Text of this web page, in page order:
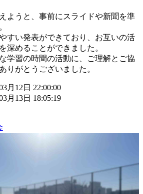
ようと、事前にスライドや新聞を準
すい発表ができており、お互いの活
深めることができました。
学習の時間の活動に、ご理解とご協
りがとうございました。
月12日 22:00:00
月13日 18:05:19